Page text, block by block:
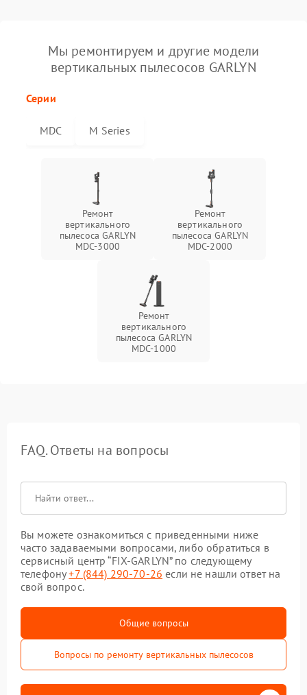
Мы ремонтируем и другие модели
вертикальных пылесосов GARLYN
Серии
MDC M Series
Ремонт
вертикального
пылесоса GARLYN
MDC-3000
Ремонт
вертикального
пылесоса GARLYN
MDC-2000
Ремонт
вертикального
пылесоса GARLYN
MDC-1000
FAQ. Ответы на вопросы
Вы можете ознакомиться с приведенными ниже
часто задаваемыми вопросами, либо обратиться в
сервисный центр “FIX-GARLYN” по следующему
телефону+7 (844) 290-70-26 если не нашли ответ на
свой вопрос.
Общие вопросы
Вопросы по ремонту вертикальных пылесосов